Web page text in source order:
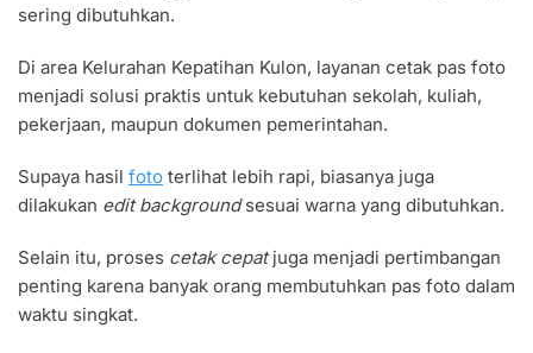
sering dibutuhkan.
Di area Kelurahan Kepatihan Kulon, layanan cetak pas foto
menjadi solusi praktis untuk kebutuhan sekolah, kuliah,
pekerjaan, maupun dokumen pemerintahan.
Supaya hasil foto terlihat lebih rapi, biasanya juga
dilakukan edit backgroundsesuai warna yang dibutuhkan.
Selain itu, proses cetak cepatjuga menjadi pertimbangan
penting karena banyak orang membutuhkan pas foto dalam
waktu singkat.